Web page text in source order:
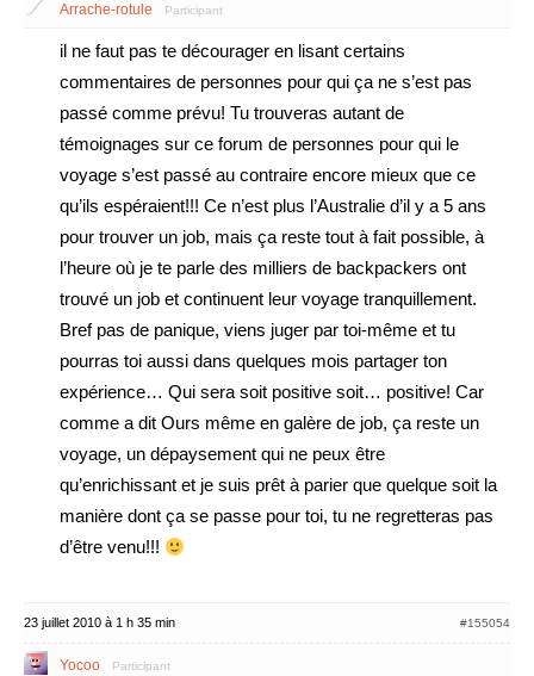
Arrache-rotule Participant
il ne faut pas te décourager en lisant certains
commentaires de personnes pour qui ça ne s’est pas
passé comme prévu! Tu trouveras autant de
témoignages sur ce forum de personnes pour qui le
voyage s’est passé au contraire encore mieux que ce
qu’ils espéraient!!! Ce n’est plus l’Australie d’il y a 5 ans
pour trouver un job, mais ça reste tout à fait possible, à
l’heure où je te parle des milliers de backpackers ont
trouvé un job et continuent leur voyage tranquillement.
Bref pas de panique, viens juger par toi-même et tu
pourras toi aussi dans quelques mois partager ton
expérience… Qui sera soit positive soit… positive! Car
comme a dit Ours même en galère de job, ça reste un
voyage, un dépaysement qui ne peux être
qu’enrichissant et je suis prêt à parier que quelque soit la
manière dont ça se passe pour toi, tu ne regretteras pas
d’être venu!!!
23 juillet 2010 à 1 h 35 min #155054
Yocoo Participant